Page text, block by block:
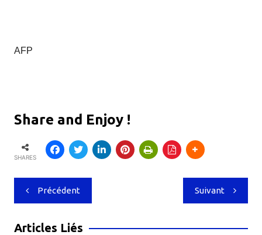
AFP
Share and Enjoy !
SHARES
Navigation
de
l’article
Précédent Suivant
Articles Liés